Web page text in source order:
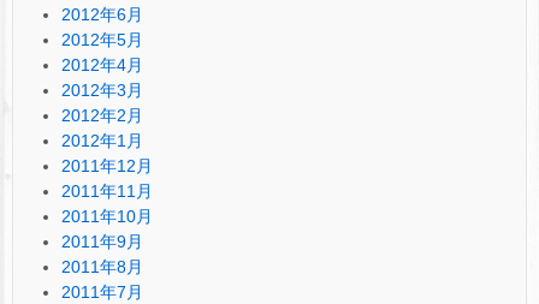
2012年6月
2012年5月
2012年4月
2012年3月
2012年2月
2012年1月
2011年12月
2011年11月
2011年10月
2011年9月
2011年8月
2011年7月